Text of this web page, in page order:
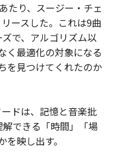
たり、スージー・チェ
ースした。これは9曲
で、アルゴリズム以
く最適化の対象になる
を見つけてくれたのか
ドは、記憶と音楽批
できる「時間」「場
映し出す。